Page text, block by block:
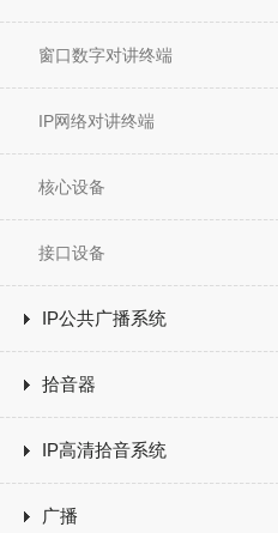
窗口数字对讲终端
IP网络对讲终端
核心设备
接口设备
IP公共广播系统
拾音器
IP高清拾音系统
广播